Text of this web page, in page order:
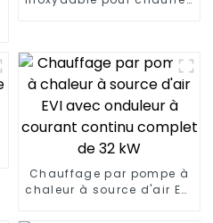
Chauffage par pompe à
chaleur à source d'air EVI